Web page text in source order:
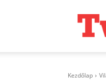
Kezdőlap